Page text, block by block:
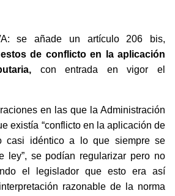
se añade un artículo 206 bis,
de conflicto en la aplicación
con entrada en vigor el
en las que la Administración
existía “conflicto en la aplicación de
casi idéntico a lo que siempre se
ley”, se podían regularizar pero no
el legislador que esto era así
razonable de la norma